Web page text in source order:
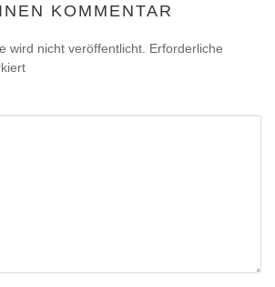
KOMMENTAR
wird nicht veröffentlicht. Erforderliche